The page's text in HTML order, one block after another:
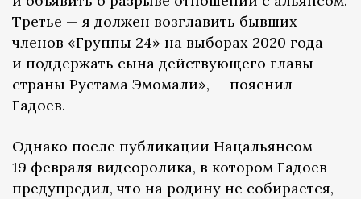
Третье — я должен возглавить бывших
членов «Группы 24» на выборах 2020 года
и поддержать сына действующего главы
страны Рустама Эмомали», — пояснил
Гадоев.
Однако после публикации Нацальянсом
19 февраля видеоролика, в котором Гадоев
предупредил, что на родину не собирается,